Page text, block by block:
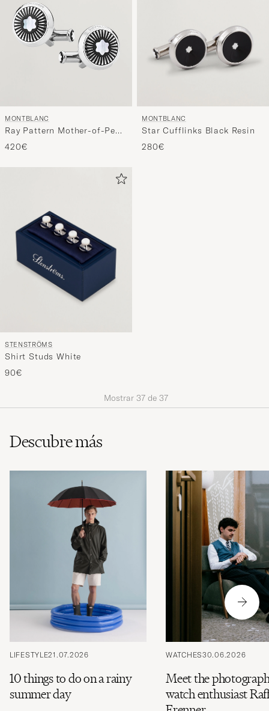
MONTBLANC
Ray Pattern Mother-of-Pearl
Snowcap Cufflinks
420€
MONTBLANC
Star Cufflinks Black Resin
280€
STENSTRÖMS
Shirt Studs White
90€
Mostrar 37 de 37
Descubre más
LIFESTYLE21.07.2026
10 things to do on a rainy
summer day
WATCHES30.06.2026
Meet the
watch enthusiast